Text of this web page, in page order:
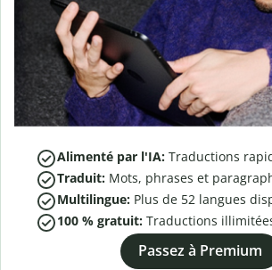
Alimenté par l'IA: Traductions
Traduit: Mots, phrases et
Multilingue: Plus de 52 langues
100 % gratuit: Traductions
Passez à Premium